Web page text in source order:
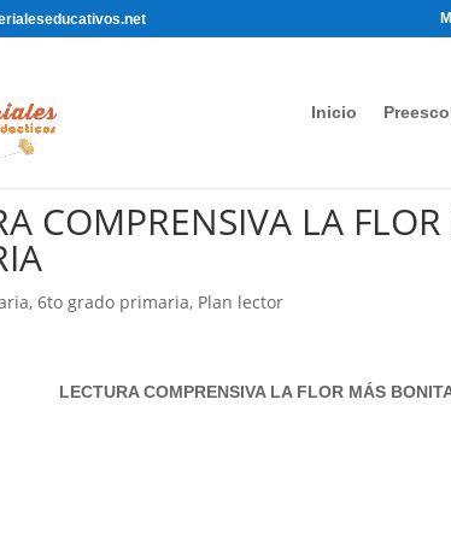
Inicio
COMPRENSIVA LA
,6to grado primaria, Plan lector
LECTURA COMPRENSIVA LA FLOR MÁS